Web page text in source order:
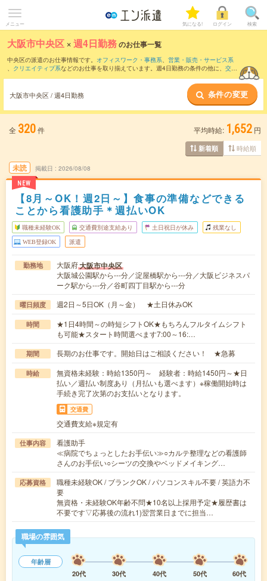
メニュー 気になる! ログイン 検索
大阪市中央区 ×週4日勤務のお仕事一覧
中央区の派遣のお仕事情報です。 オフィスワーク・事務系、 営業・販売・サービス系
、 クリエイティブ系などのお仕事を取り揃えています。週4日勤務の条件の他に、 交通
大阪市中央区 / 週4日勤務 条件の変更
全 320件 平均時給: 1,652 円
新着順 時給順
未読
NEW
掲載日 2026/08/08
【8月～OK！週2日～】食事の準備などできる
ことから看護助手＊週払いOK
職種未経験OK 交通費別途支給あり 土日祝日が休み 残業なし
WEB登録OK 派遣
勤務地 大阪府大阪市中央区
大阪城公園駅から---分／淀屋橋駅から---分／大阪ビジネスパ
ーク駅から---分／谷町四丁目駅から---分
曜日頻度 週2日～5日OK（月～金） ★土日休みOK
時間
★1日4時間～の時短シフトOK★もちろんフルタイムシフト
も可能★スタート時間選べます7:00～16:…
期間 長期のお仕事です。開始日はご相談ください！ ★急募
時給
無資格未経験：時給1350円～ 経験者：時給1450円～★日
払い／週払い制度あり（月払いも選べます）※稼働開始時は
手続き完了次第のお支払いとなります。
交通費
交通費支給※規定有
仕事内容
看護助手
≪病院でちょっとしたお手伝い≫○カルテ整理などの看護師
さんのお手伝い○シーツの交換やベッドメイキング…
応募資格
職種未経験OK / ブランクOK / パソコンスキル不要 / 英語力不
要
無資格・未経験OK年齢不問★10名以上採用予定★履歴書は
不要です▽応募後の流れ1)翌営業日までに担当…
職場の雰囲気
年齢層
20代
30代 40代 50代
60代